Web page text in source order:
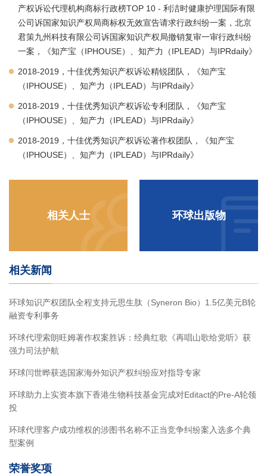
产权诉讼代理机构商标行政榜TOP 10 - 利洁时健康护理国际有限
公司诉国家知识产权局商标权无效宣告请求行政纠纷一案，北京
君策九州科技有限公司诉国家知识产权局撤销复审一审行政纠纷
一案，《知产宝（IPHOUSE）、知产力（IPLEAD）与IPRdaily》
2018-2019，十佳优秀知识产权诉讼精锐团队，《知产宝
（IPHOUSE）、知产力（IPLEAD）与IPRdaily》
2018-2019，十佳优秀知识产权诉讼专利团队，《知产宝
（IPHOUSE）、知产力（IPLEAD）与IPRdaily》
2018-2019，十佳优秀知识产权诉讼著作权团队，《知产宝
（IPHOUSE）、知产力（IPLEAD）与IPRdaily》
相关人士 环球出版物
相关新闻
环球知识产权团队全程支持元思生肽（Syneron Bio）1.5亿美元B轮
融资专利事务
环球代理索朗旺姆著作权案胜诉：经典红歌《再唱山歌给党听》获
强力司法护航
环球闫世晔获选国家海外知识产权纠纷应对指导专家
环球助力上实资本旗下香港生物科技基金完成对Editact的Pre-A轮领
投
环球代理客户成功维权的涉图书名称不正当竞争纠纷案入选多个典
型案例
荣誉奖项